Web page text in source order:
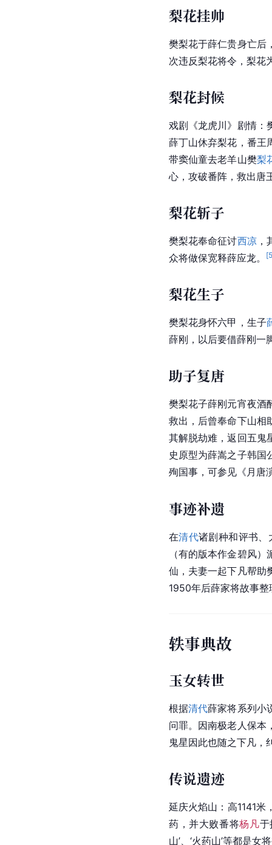
梨花挂帅
樊梨花于薛仁贵身亡后
次违反梨花将令，梨花
梨花封候
戏剧《龙虎川》剧情：
薛丁山休弃梨花，番王
带窦仙童去老羊山樊梨
心，攻破番阵，救出唐
梨花斩子
樊梨花奉命征讨西凉，
众将做保宽释薛应龙。
[
梨花生子
樊梨花身怀六甲，生子
薛刚，以后要借薛刚一
助子复唐
樊梨花子薛刚元宵夜酒
救出，后曾奉命下山相
其解脱劫难，返回五鬼
史原型为薛嵩之子韩国
殉国事，可参见《月唐
事迹补遗
在清代诸剧种和评书
（有的版本作金碧风
仙，夫妻一起下凡帮助
1950年后薛家将故事
轶事典故
玉女转世
根据清代薛家将系列小
问罪。因南极老人保本
鬼星因此也随之下凡，
传说遗迹
延庆火焰山：高1141米
药，并大败番将杨凡
山’、‘火药山’等都是